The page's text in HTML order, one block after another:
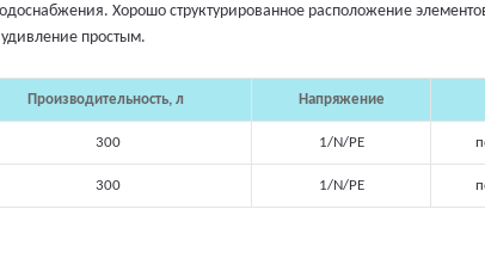
Хорошо структурированное расположение
простым.
Производительность, л Напряжение
300 1/N/PE
300 1/N/PE